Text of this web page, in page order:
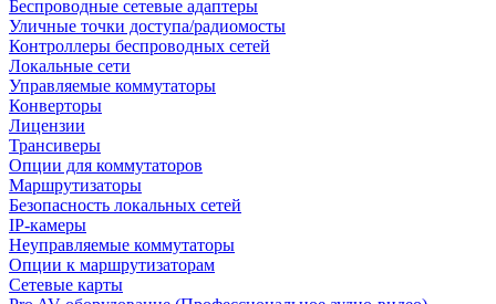
Беспроводные сетевые адаптеры
Уличные точки доступа/радиомосты
Контроллеры беспроводных сетей
Локальные сети
Управляемые коммутаторы
Конверторы
Лицензии
Трансиверы
Опции для коммутаторов
Маршрутизаторы
Безопасность локальных сетей
IP-камеры
Неуправляемые коммутаторы
Опции к маршрутизаторам
Сетевые карты